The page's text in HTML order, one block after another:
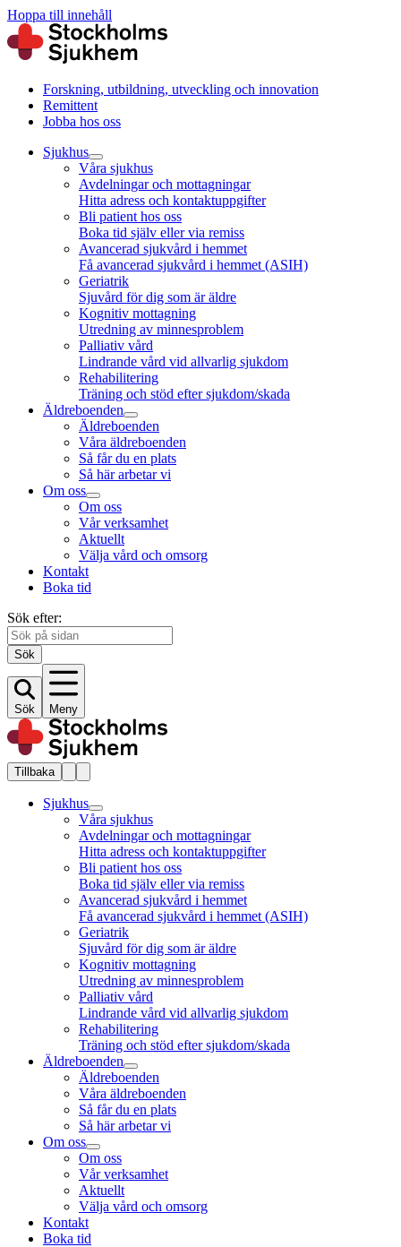
Hoppa till innehåll
Forskning, utbildning, utveckling och innovation
Remittent
Jobba hos oss
Sjukhus
Våra sjukhus
Avdelningar och mottagningar
Hitta adress och kontaktuppgifter
Bli patient hos oss
Boka tid själv eller via remiss
Avancerad sjukvård i hemmet
Få avancerad sjukvård i hemmet (ASIH)
Geriatrik
Sjuvård för dig som är äldre
Kognitiv mottagning
Utredning av minnesproblem
Palliativ vård
Lindrande vård vid allvarlig sjukdom
Rehabilitering
Träning och stöd efter sjukdom/skada
Äldreboenden
Äldreboenden
Våra äldreboenden
Så får du en plats
Så här arbetar vi
Om oss
Om oss
Vår verksamhet
Aktuellt
Välja vård och omsorg
Kontakt
Boka tid
Sök efter:
Sök
Sök Meny
Tillbaka
Sjukhus
Våra sjukhus
Avdelningar och mottagningar
Hitta adress och kontaktuppgifter
Bli patient hos oss
Boka tid själv eller via remiss
Avancerad sjukvård i hemmet
Få avancerad sjukvård i hemmet (ASIH)
Geriatrik
Sjuvård för dig som är äldre
Kognitiv mottagning
Utredning av minnesproblem
Palliativ vård
Lindrande vård vid allvarlig sjukdom
Rehabilitering
Träning och stöd efter sjukdom/skada
Äldreboenden
Äldreboenden
Våra äldreboenden
Så får du en plats
Så här arbetar vi
Om oss
Om oss
Vår verksamhet
Aktuellt
Välja vård och omsorg
Kontakt
Boka tid